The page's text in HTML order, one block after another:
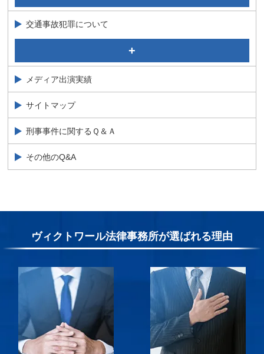
交通事故犯罪について
自転車運転の赤切符で前科は付く？青切符や厳罰化につ
交通事故の加害者になってしまった看護師・自衛官の解
メディア出演実績
サイトマップ
刑事事件に関するＱ＆Ａ
その他のQ&A
ヴィクトワール法律事務所が選ばれる理由